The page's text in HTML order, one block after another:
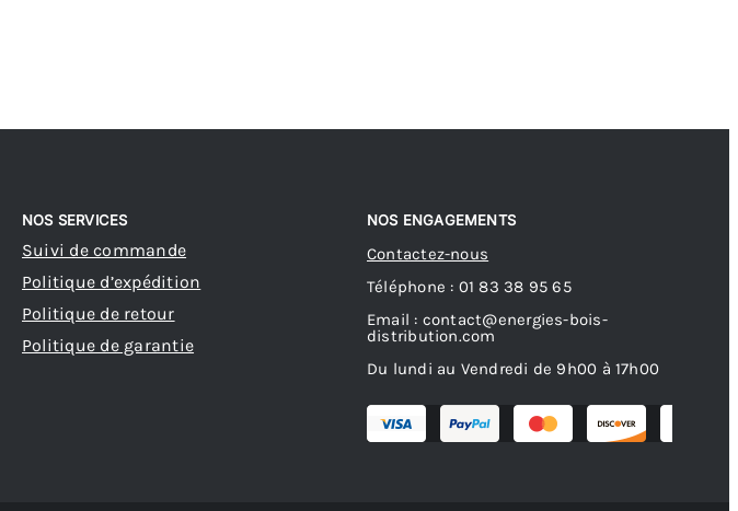
NOS SERVICES
Suivi de commande
Politique d’expédition
Politique de retour
Politique de garantie
NOS ENGAGEMENTS
Contactez-nous
Téléphone : 01 83 38 95 65
Email : contact@energies-bois-
distribution.com
Du lundi au Vendredi de 9h00 à 17h00